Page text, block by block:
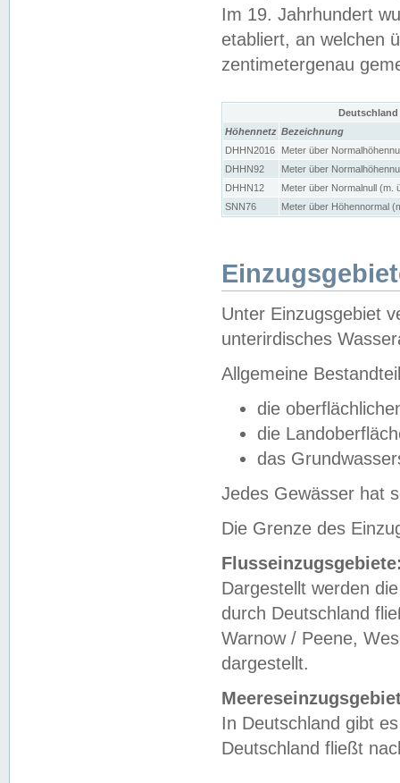
Im 19. Jahrhundert
etabliert, an welchen
zentimetergenau
Höhennetz Bezeichnung
DHHN2016
Meter über
DHHN92
Meter über
DHHN12
Meter über Normalnull (m.
SNN76
Meter über Höhennormal
Unter Einzugsgebiet
unterirdisches
Allgemeine
die
die
das
Jedes Gewässer hat
Die Grenze des
Dargestellt werden
durch Deutschland
Warnow / Peene,
dargestellt.
In Deutschland gibt
Deutschland fließt